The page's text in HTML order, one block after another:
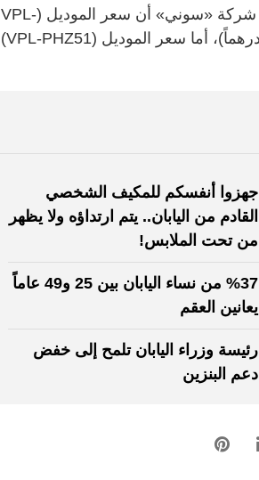
Mini D-Sub، ومنفذ LAN، ومنفذ USB). وأعلنت شركة «سوني» أن سعر الموديل (VPL-
PHZ61) يبلغ 5500 دولاراً أميركياً (20 ألفاً و185 درهماً)، أما سعر الموديل (VPL-PHZ51)
جهزوا أنفسكم للمكيف الشخصي
القادم من اليابان.. يتم ارتداؤه ولا يظهر
من تحت الملابس!
%37 من نساء اليابان بين 25 و49 عاماً
يعانين العقم
رئيسة وزراء اليابان تلمح إلى خفض
دعم البنزين